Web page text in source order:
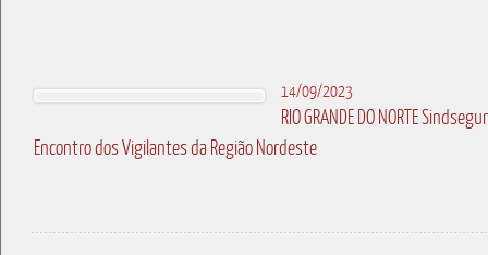
14/09/2023
RIO GRANDE DO NORTE
Encontro dos Vigilantes da Região Nordeste